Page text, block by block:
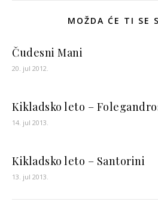
MOŽDA ĆE TI SE
Čudesni Mani
20. jul 2012.
Kikladsko leto –
14. jul 2013.
Kikladsko leto – Santorini
13. jul 2013.